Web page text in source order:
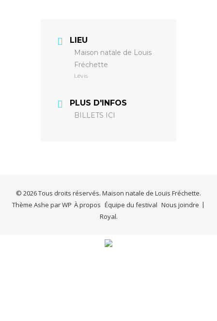
LIEU
Maison natale de Louis
Fréchette
Lévis
PLUS D'INFOS
BILLETS ICI
© 2026 Tous droits réservés. Maison natale de Louis Fréchette.
À propos Équipe du festival Nous joindre
Thème Ashe parWP
Royal.